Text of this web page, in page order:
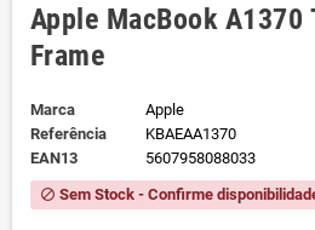
Apple MacBook A1370
Frame
Marca
Apple
Referência
KBAEAA1370
EAN13
5607958088033
block Sem Stock - Confirme